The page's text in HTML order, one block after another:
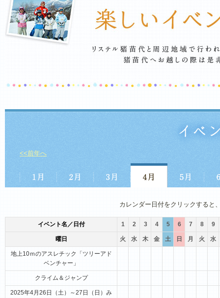
<<前年へ
カレンダー日付をクリックすると
イベント名／日付 1 2 3 4 5 6 7 8 9
曜日 火 水 木 金 土 日 月 火 水
地上10ｍのアスレチック「ツリーアド
ベンチャー」
クライム＆ジャンプ
2025年4月26日（土）～27日（日）み